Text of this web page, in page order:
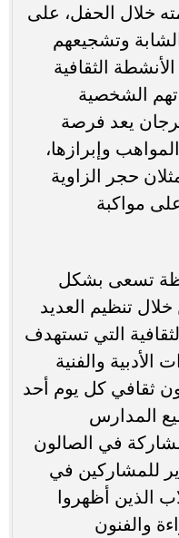
خلال الحفل، على
وتشجيعهم
الثقافية
الشخصية
يعد فرصة
وإبرازها،
حجر الزاوية
مواكبة
تسعى بشكل
تنظيم العديد
التي تستهدف
الأدبية والفنية
ثقافي كل يوم أحد
المدارس
في الصالون
للمشاركين في
الذين أظهروا
والفنون